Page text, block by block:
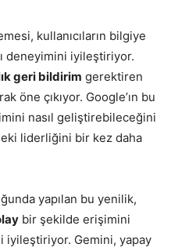
kullanıcıların bilgiye
deneyimini iyileştiriyor.
geri bildirim gerektiren
öne çıkıyor. Google’ın bu
nasıl geliştirebileceğini
liderliğini bir kez daha
yapılan bu yenilik,
bir şekilde erişimini
iyileştiriyor. Gemini, yapay